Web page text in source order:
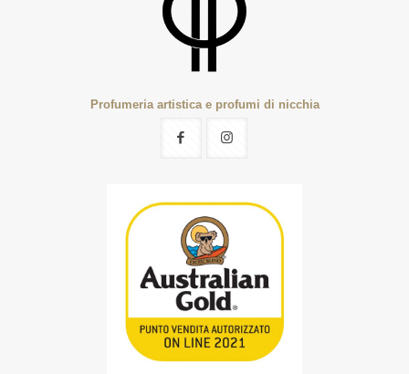
Profumeria artistica e profumi di nicchia